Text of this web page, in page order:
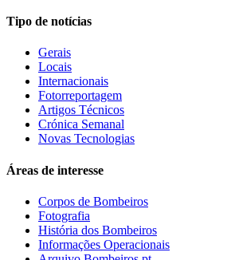
Tipo de notícias
Gerais
Locais
Internacionais
Fotorreportagem
Artigos Técnicos
Crónica Semanal
Novas Tecnologias
Áreas de interesse
Corpos de Bombeiros
Fotografia
História dos Bombeiros
Informações Operacionais